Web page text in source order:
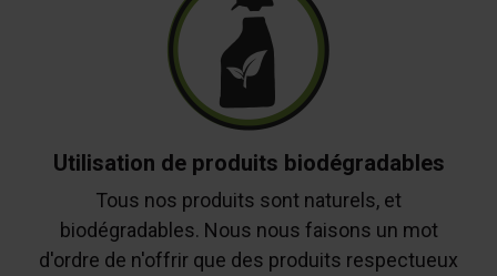
Utilisation de produits biodégradables
Tous nos produits sont naturels, et
biodégradables. Nous nous faisons un mot
d'ordre de n'offrir que des produits respectueux